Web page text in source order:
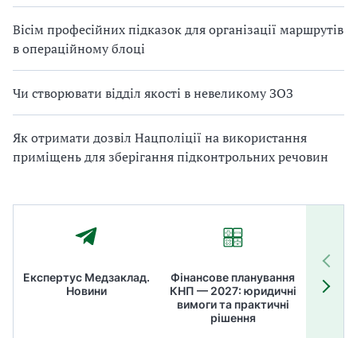
Вісім професійних підказок для організації маршрутів
в операційному блоці
Чи створювати відділ якості в невеликому ЗОЗ
Як отримати дозвіл Нацполіції на використання
приміщень для зберігання підконтрольних речовин
Експертус Медзаклад.
Новини
Фінансове планування
КНП — 2027: юридичні
вимоги та практичні
рішення